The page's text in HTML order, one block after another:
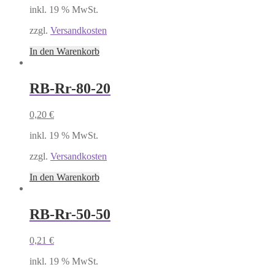
inkl. 19 % MwSt.
zzgl. Versandkosten
In den Warenkorb
RB-Rr-80-20
0,20 €
inkl. 19 % MwSt.
zzgl. Versandkosten
In den Warenkorb
RB-Rr-50-50
0,21 €
inkl. 19 % MwSt.